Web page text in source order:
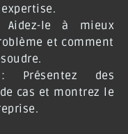
Aidez-le à mieux
et comment
Présentez des
cas et montrez le